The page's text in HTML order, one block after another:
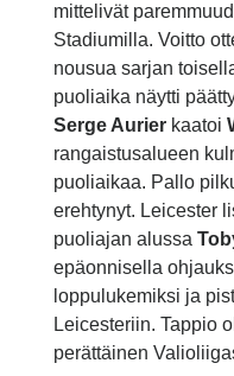
mittelivät
Stadiumilla. Voitto
nousua sarjan
puoliaika näytti
Serge Aurierkaatoi
rangaistusalueen
puoliaikaa. Pallo
erehtynyt. Leicester
puoliajan alussa
epäonnisella
loppulukemiksi ja
Leicesteriin. Tappio
perättäinen